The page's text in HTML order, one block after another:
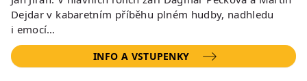
Dejdar v kabaretním příběhu plném hudby, nadhledu
i emocí…
INFO A VSTUPENKY